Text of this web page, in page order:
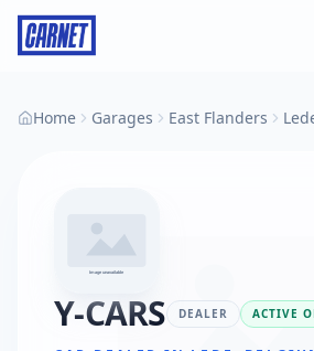
Home Garages East Flanders
Y-CARS DEALER ACTIVE